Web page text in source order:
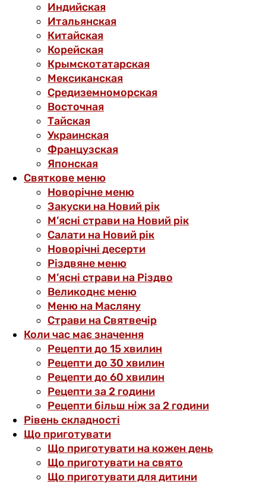
Индийская
Итальянская
Китайская
Корейская
Крымскотатарская
Мексиканская
Средиземноморская
Восточная
Тайская
Украинская
Французская
Японская
Святкове меню
Новорічне меню
Закуски на Новий рік
М’ясні страви на Новий рік
Салати на Новий рік
Новорічні десерти
Різдвяне меню
М’ясні страви на Різдво
Великоднє меню
Меню на Масляну
Страви на Святвечір
Коли час має значення
Рецепти до 15 хвилин
Рецепти до 30 хвилин
Рецепти до 60 хвилин
Рецепти за 2 години
Рецепти більш ніж за 2 години
Рівень складності
Що приготувати
Що приготувати на кожен день
Що приготувати на свято
Що приготувати для дитини